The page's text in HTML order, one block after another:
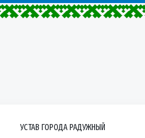
УСТАВ ГОРОДА РАДУЖНЫЙ